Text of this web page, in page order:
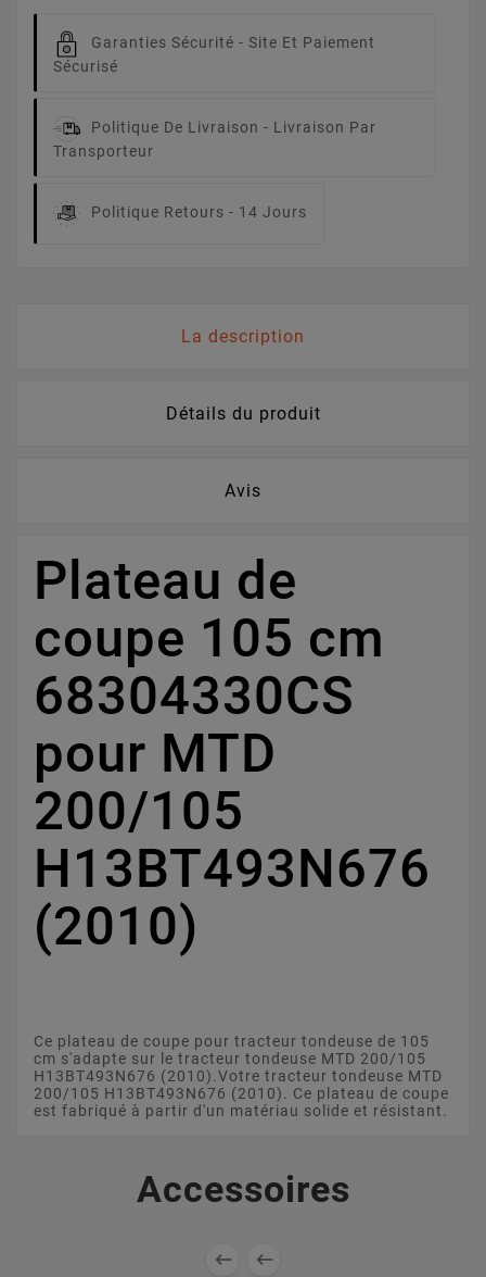
Garanties Sécurité - Site Et Paiement
Sécurisé
Politique De Livraison - Livraison Par
Transporteur
Politique Retours - 14 Jours
La description
Détails du produit
Avis
Plateau de
coupe 105 cm
68304330CS
pour MTD
200/105
H13BT493N676
(2010)
Ce plateau de coupe pour tracteur tondeuse de 105
cm s'adapte sur le tracteur tondeuse MTD 200/105
H13BT493N676 (2010).Votre tracteur tondeuse MTD
200/105 H13BT493N676 (2010). Ce plateau de coupe
est fabriqué à partir d'un matériau solide et résistant.
Accessoires
 